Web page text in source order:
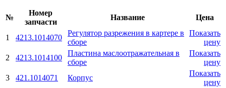
№
Номер
запчасти
Название Цена
1 4213.1014070
Регулятор разрежения в картере в
сборе
Показать
цену
2
4213.1014100
Пластина маслоотражательная в
сборе
Показать
цену
3
421.1014071 Корпус
Показать
цену